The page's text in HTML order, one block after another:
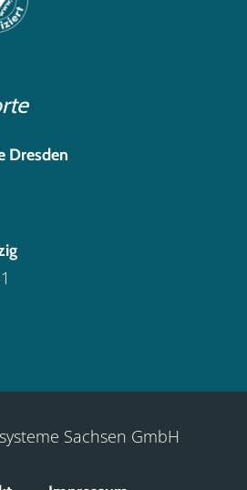
Dresden
Sachsen GmbH